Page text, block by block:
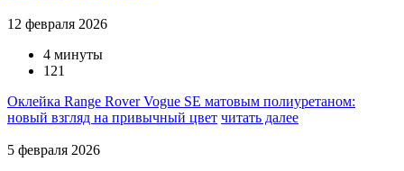
12 февраля 2026
4 минуты
121
Оклейка Range Rover Vogue SE матовым полиуретаном:
новый взгляд на привычный цвет читать далее
5 февраля 2026